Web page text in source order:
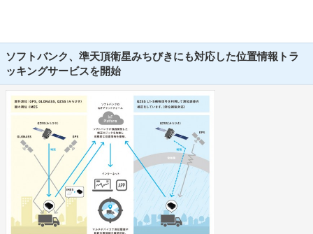
ソフトバンク、準天頂衛星みちびきにも対応した位置情報トラ
ッキングサービスを開始